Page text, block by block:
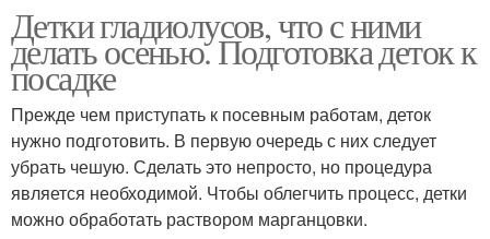
Детки гладиолусов, что с ними
делать осенью. Подготовка деток к
посадке
Прежде чем приступать к посевным работам, деток
нужно подготовить. В первую очередь с них следует
убрать чешую. Сделать это непросто, но процедура
является необходимой. Чтобы облегчить процесс, детки
можно обработать раствором марганцовки.